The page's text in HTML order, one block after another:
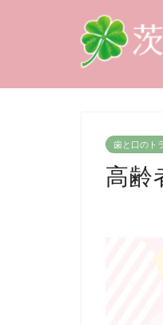
歯と口のト
高齢